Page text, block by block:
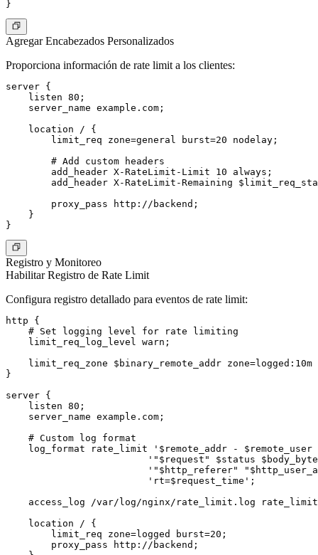
Agregar Encabezados Personalizados
Proporciona información de rate limit a los clientes:
server {
    listen 80;
    server_name example.com;
    location / {
        limit_req zone=general burst=20 nodelay;
        # Add custom headers
        add_header X-RateLimit-Limit 10 always;
add_header X-RateLimit-Remaining
        proxy_pass http://backend;
    }
Registro y Monitoreo
Habilitar Registro de Rate Limit
Configura registro detallado para eventos de rate limit:
http {
    # Set logging level for rate limiting
    limit_req_log_level warn;
limit_req_zone $binary_remote_addr zone=logged:10m
}
server {
    listen 80;
    server_name example.com;
    # Custom log format
log_format rate_limit '$remote_addr - $remote_user
'"$request" $status
'"$http_referer"
                         'rt=$request_time';
access_log /var/log/nginx/rate_limit.log
    location / {
        limit_req zone=logged burst=20;
        proxy_pass http://backend;